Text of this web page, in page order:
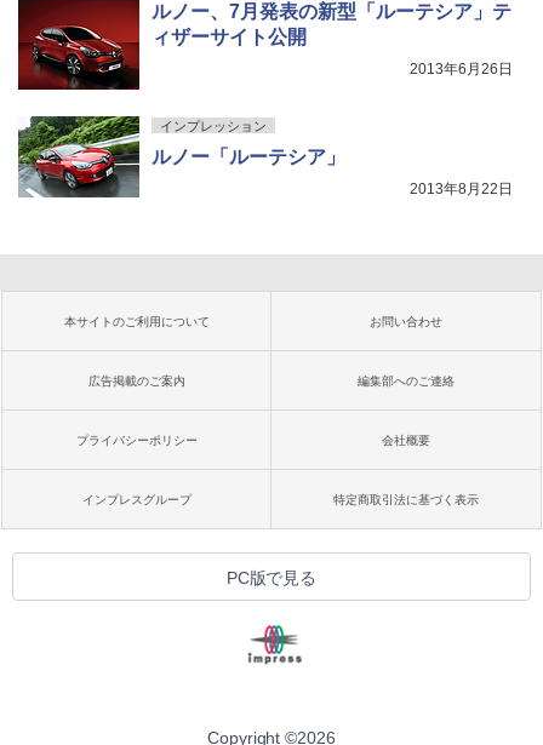
ルノー、7月発表の新型「ルーテシア」テ
ィザーサイト公開
2013年6月26日
インプレッション
ルノー「ルーテシア」
2013年8月22日
本サイトのご利用について お問い合わせ
広告掲載のご案内 編集部へのご連絡
プライバシーポリシー 会社概要
インプレスグループ 特定商取引法に基づく表示
PC版で見る
Copyright ©2026